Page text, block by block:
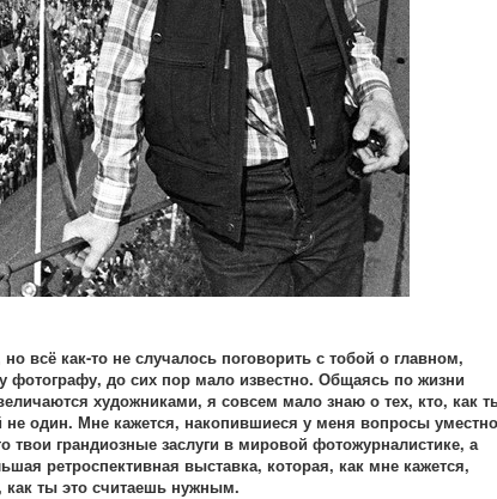
всё как-то не случалось поговорить с тобой о главном,
до сих пор мало известно. Общаясь по жизни
художниками, я совсем мало знаю о тех, кто, как
один. Мне кажется, накопившиеся у меня вопросы уместно
грандиозные заслуги в мировой фотожурналистике, а
ретроспективная выставка, которая, как мне кажется,
как ты это считаешь нужным.